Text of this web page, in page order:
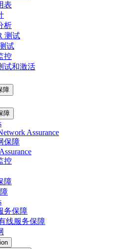
表
析
测试
试
控
试和激活
障
障
Assurance
保障
控
障
务保障
线服务保障